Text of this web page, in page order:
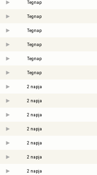
Tegnap
Tegnap
Tegnap
Tegnap
Tegnap
Tegnap
2 napja
2 napja
2 napja
2 napja
2 napja
2 napja
2 napja